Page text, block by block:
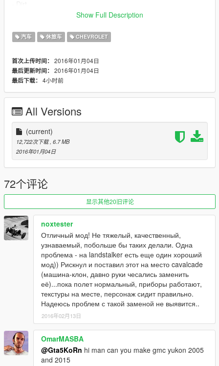
- Correct door opening
- Working lights
- Correct window tint (no tint on lights & windscreen)
- Correct exhaust smoke position
- Correct neon lights position
- Correct platelight position
Installation:
1. Start OpenIV
2. Go to: x64e\levels\gta5\vehicles.rpf
3. Enable Edit Mode and replace the downloaded YFT/YTD
files
► Subscribe to my YouTube and other pages:
facebook.com/GTA5KoRn
youtube.com/GTA5KoRn
instagram.com/gta5korn
vk.com/gta5korn
► Join the KoRn Crew in GTA Online:
http://socialclub.rockstargames.com/crew/korn_team
Show Full Description
汽车 休旅车 CHEVROLET
首次上传时间： 2016年01月04日
最后更新时间： 2016年01月04日
最后下载： 4小时前
All Versions
(current)
12,722次下载, 6.7 MB
2016年01月04日
72个评论
显示其他20旧评论
noxtester
Отличный мод! Не тяжелый, качественный,
узнаваемый, побольше бы таких делали. Одна
проблема - на landstalker есть еще один хороший
мод)) Рискнул и поставил этот на место cavalcade
(машина-клон, давно руки чесались заменить
её)...пока полет нормальный, приборы работают,
текстуры на месте, персонаж сидит правильно.
Надеюсь проблем с такой заменой не выявится..
2016年02月13日
OmarMASBA
@Gta5KoRn hi man can you make gmc yukon 2005
and 2015